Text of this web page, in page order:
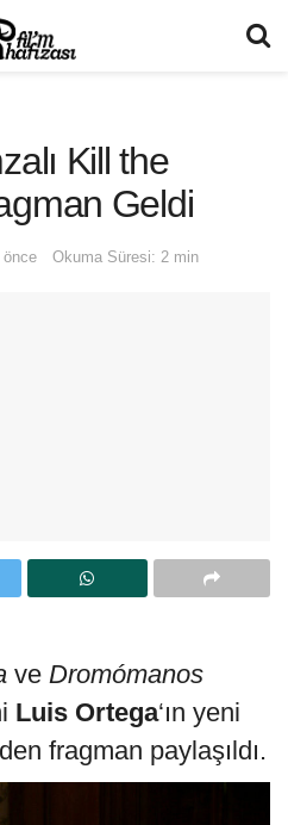
Kill the
Geldi
önce Okuma Süresi: 2 min
ve Dromómanos
Luis Ortega‘ın yeni
fragman paylaşıldı.